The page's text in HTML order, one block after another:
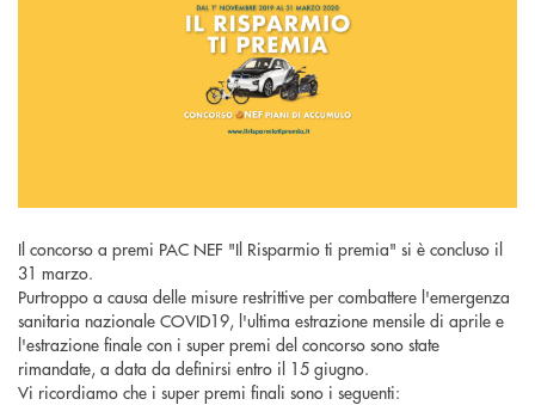
Il concorso a premi PAC NEF "Il Risparmio ti premia" si è concluso il
31 marzo.
Purtroppo a causa delle misure restrittive per combattere l'emergenza
sanitaria nazionale COVID19, l'ultima estrazione mensile di aprile e
l'estrazione finale con i super premi del concorso sono state
rimandate, a data da definirsi entro il 15 giugno.
Vi ricordiamo che i super premi finali sono i seguenti: